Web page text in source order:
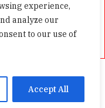
experience,
analyze our
to our use of
Accept All
GDPR